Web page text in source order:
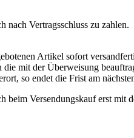
nach Vertragsschluss zu zahlen.
Artikel sofort
mit der Überweisung
so endet die Frist am
Versendungskauf erst mit